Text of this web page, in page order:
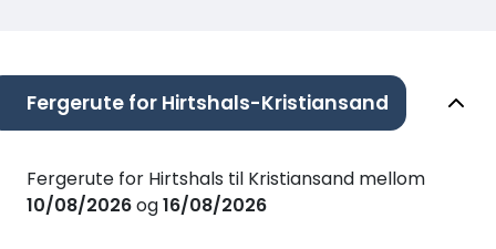
Fergerute for Hirtshals-Kristiansand
Fergerute for Hirtshals til Kristiansand mellom
10/08/2026og16/08/2026